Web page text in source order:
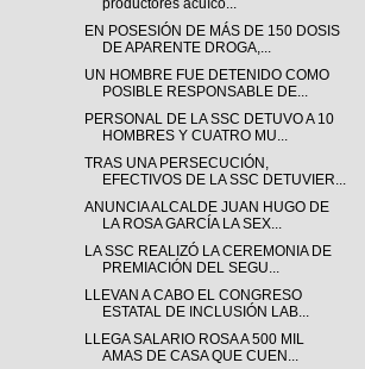
productores acuíco...
EN POSESIÓN DE MÁS DE 150 DOSIS
DE APARENTE DROGA,...
UN HOMBRE FUE DETENIDO COMO
POSIBLE RESPONSABLE DE...
PERSONAL DE LA SSC DETUVO A 10
HOMBRES Y CUATRO MU...
TRAS UNA PERSECUCIÓN,
EFECTIVOS DE LA SSC DETUVIER...
ANUNCIA ALCALDE JUAN HUGO DE
LA ROSA GARCÍA LA SEX...
LA SSC REALIZÓ LA CEREMONIA DE
PREMIACIÓN DEL SEGU...
LLEVAN A CABO EL CONGRESO
ESTATAL DE INCLUSIÓN LAB...
LLEGA SALARIO ROSA A 500 MIL
AMAS DE CASA QUE CUEN...